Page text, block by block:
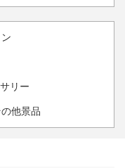
リー
の他景品